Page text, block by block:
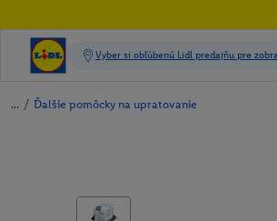
/ Ďalšie pomôcky na upratovanie